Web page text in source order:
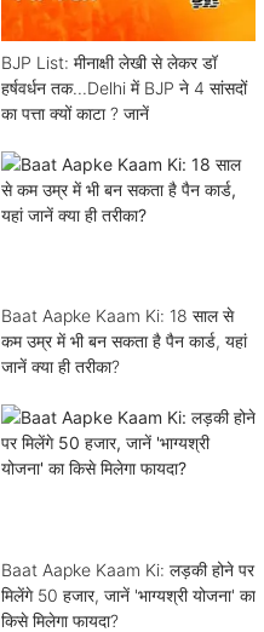
BJP List: मीनाक्षी लेखी से लेकर डॉ
हर्षवर्धन तक...Delhi में BJP ने 4 सांसदों
का पत्ता क्यों काटा ? जानें
Baat Aapke Kaam Ki: 18 साल से
कम उम्र में भी बन सकता है पैन कार्ड, यहां
जानें क्या ही तरीका?
Baat Aapke Kaam Ki: लड़की होने पर
मिलेंगे 50 हजार, जानें 'भाग्यश्री योजना' का
किसे मिलेगा फायदा?